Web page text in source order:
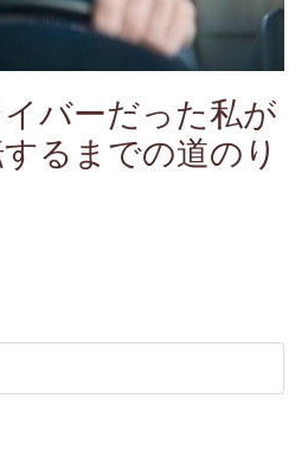
バーだった私が
るまでの道のり